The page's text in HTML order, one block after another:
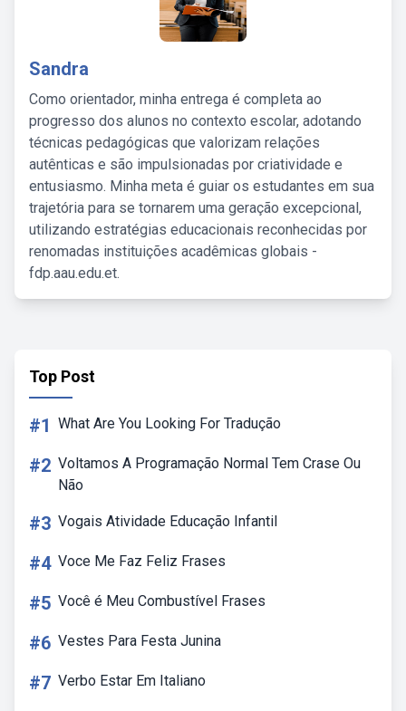
Sandra
Como orientador, minha entrega é completa ao
progresso dos alunos no contexto escolar, adotando
técnicas pedagógicas que valorizam relações
autênticas e são impulsionadas por criatividade e
entusiasmo. Minha meta é guiar os estudantes em sua
trajetória para se tornarem uma geração excepcional,
utilizando estratégias educacionais reconhecidas por
renomadas instituições acadêmicas globais -
fdp.aau.edu.et.
Top Post
#1 What Are You Looking For Tradução
#2 Voltamos A Programação Normal Tem Crase Ou
Não
#3 Vogais Atividade Educação Infantil
#4 Voce Me Faz Feliz Frases
#5 Você é Meu Combustível Frases
#6 Vestes Para Festa Junina
#7 Verbo Estar Em Italiano